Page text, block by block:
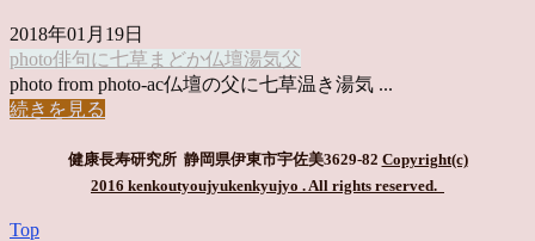
2018年01月19日
photo俳句に七草 まどか仏壇湯気父
photo from photo-ac仏壇の父に七草温き湯気 ...
続きを見る
健康長寿研究所 静岡県伊東市宇佐美3629-82 Copyright(c)
2016 kenkoutyoujyukenkyujyo . All rights reserved.
Top